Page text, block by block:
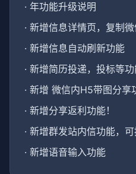
· 年功能升级说明
· 新增信息详情页，复制
· 新增信息自动刷新功能
· 新增简历投递，投标等
· 新增 微信内H5带图分享
· 新增分享返利功能！
· 新增群发站内信功能，
· 新增语音输入功能